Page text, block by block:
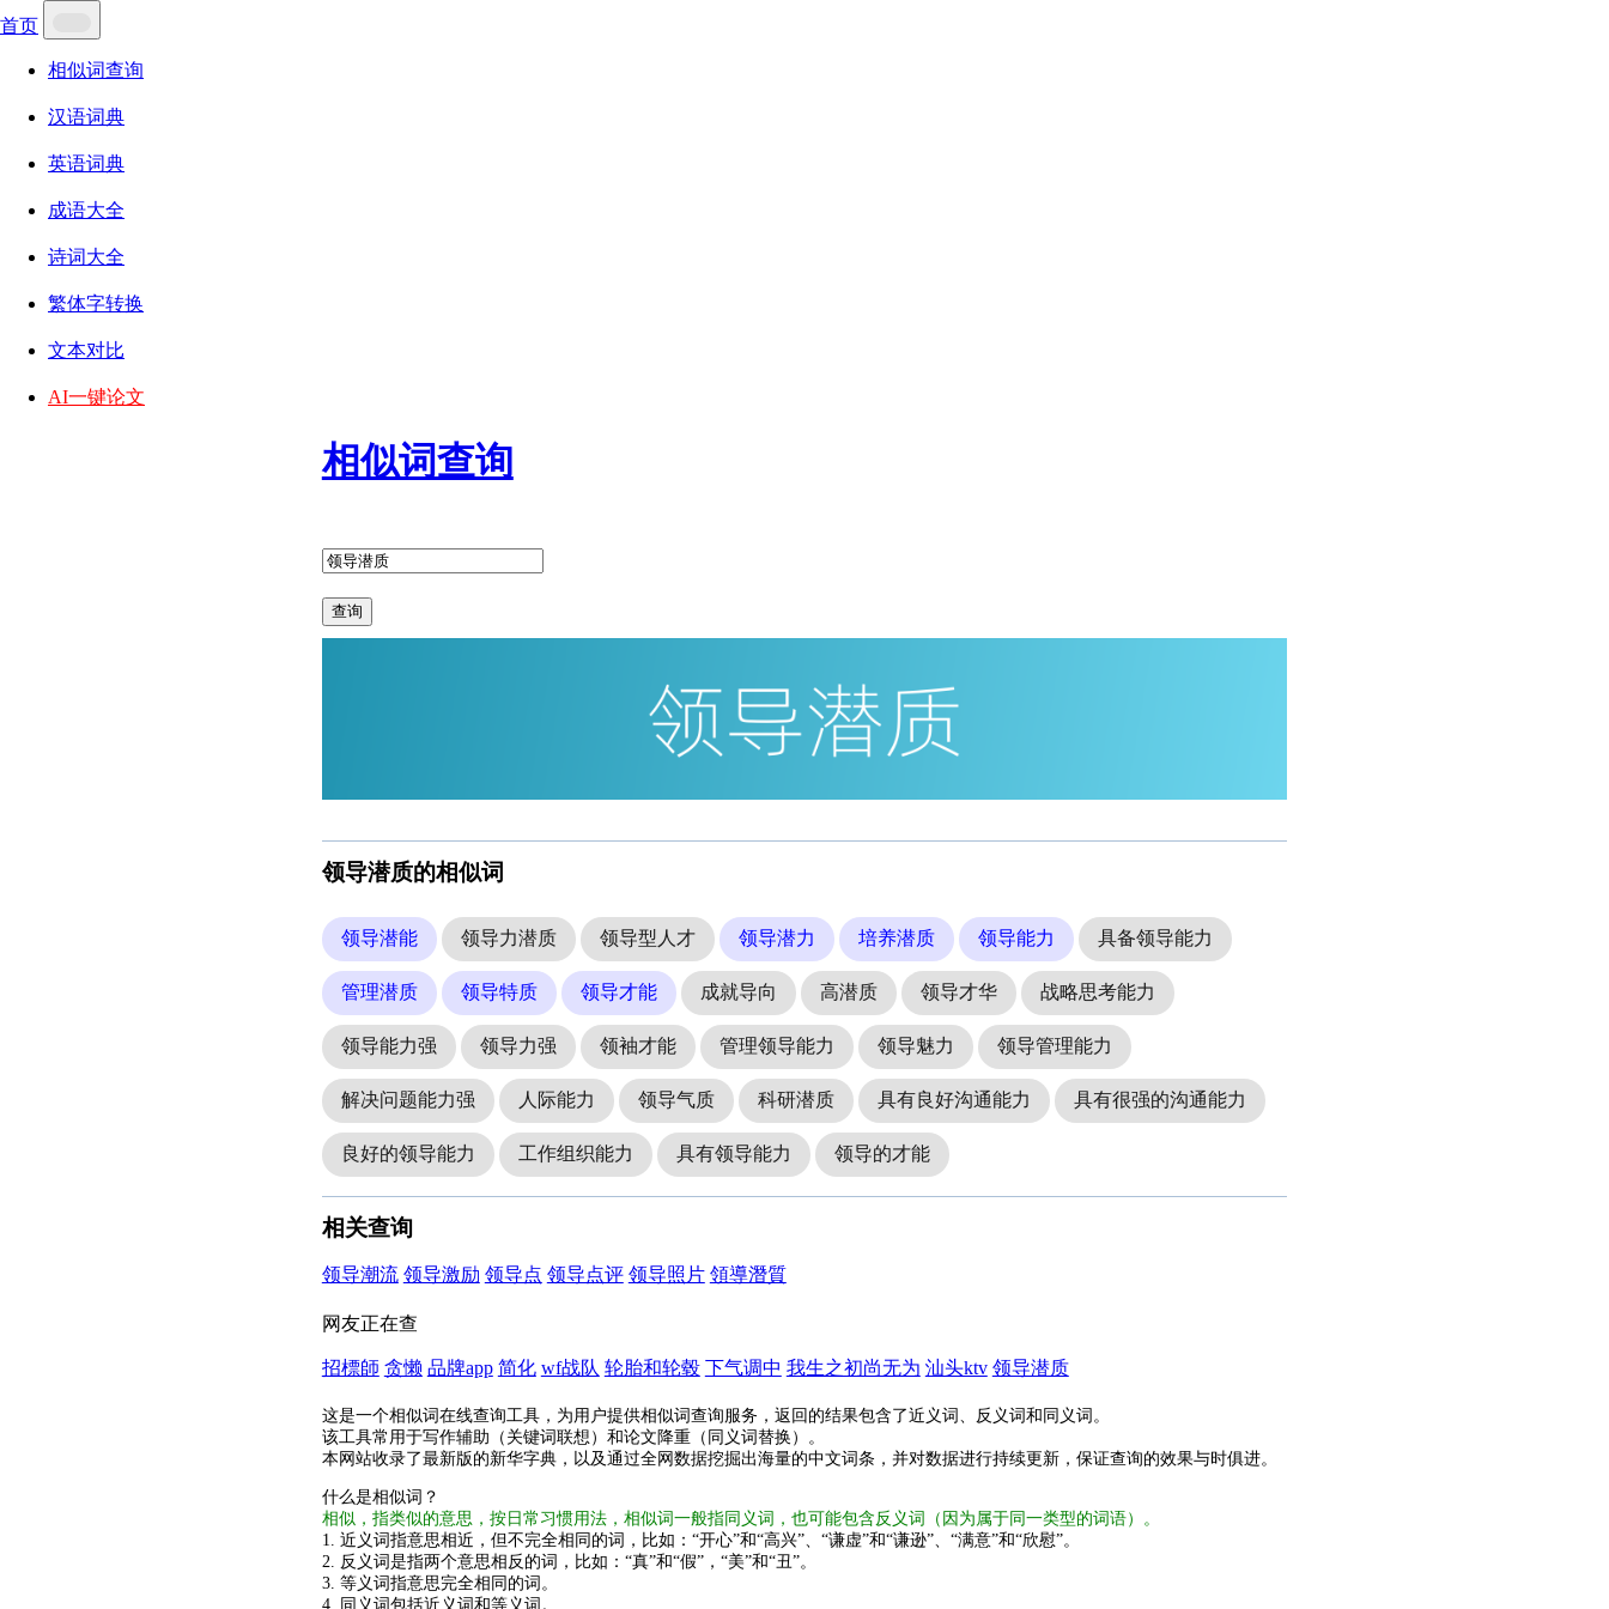
首页
相似词查询
汉语词典
英语词典
成语大全
诗词大全
繁体字转换
文本对比
AI一键论文
相似词查询
查询
领导潜质的相似词
领导潜能 领导力潜质 领导型人才 领导潜力 培养潜质 领导能力 具备领导能力
管理潜质 领导特质 领导才能 成就导向 高潜质 领导才华 战略思考能力
领导能力强 领导力强 领袖才能 管理领导能力 领导魅力 领导管理能力
解决问题能力强 人际能力 领导气质 科研潜质 具有良好沟通能力 具有很强的沟通能力
良好的领导能力 工作组织能力 具有领导能力 领导的才能
相关查询
领导潮流 领导激励 领导点 领导点评 领导照片 領導潛質
网友正在查
招標師 贪懒 品牌app 简化 wf战队 轮胎和轮毂 下气调中 我生之初尚无为 汕头ktv 领导潜质
这是一个相似词在线查询工具，为用户提供相似词查询服务，返回的结果包含了近义词、反义词和同义词。
该工具常用于写作辅助（关键词联想）和论文降重（同义词替换）。
本网站收录了最新版的新华字典，以及通过全网数据挖掘出海量的中文词条，并对数据进行持续更新，保证查询的效果与时俱进。
什么是相似词？
相似，指类似的意思，按日常习惯用法，相似词一般指同义词，也可能包含反义词（因为属于同一类型的词语）。
1. 近义词指意思相近，但不完全相同的词，比如：“开心”和“高兴”、“谦虚”和“谦逊”、“满意”和“欣慰”。
2. 反义词是指两个意思相反的词，比如：“真”和“假”，“美”和“丑”。
3. 等义词指意思完全相同的词。
4. 同义词包括近义词和等义词。